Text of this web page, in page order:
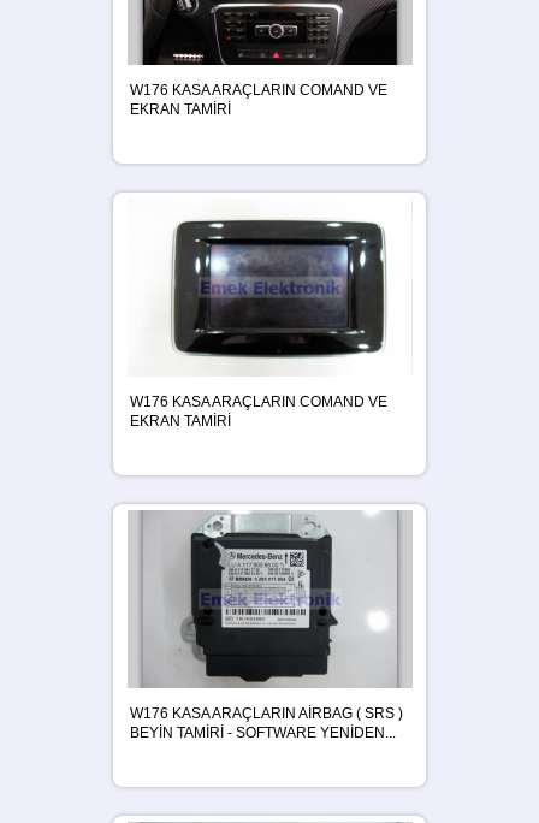
W176 KASA ARAÇLARIN COMAND VE
EKRAN TAMİRİ
W176 KASA ARAÇLARIN COMAND VE
EKRAN TAMİRİ
W176 KASA ARAÇLARIN AİRBAG ( SRS )
BEYİN TAMİRİ - SOFTWARE YENİDEN...